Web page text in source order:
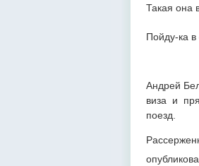
Такая она
Пойду-ка в
Андрей
виза и
поезд.